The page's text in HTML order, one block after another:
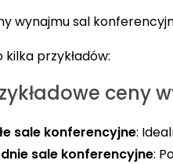
wynajmu sal
kilka przykładów:
ceny
sale konferencyjne:
sale konferencyjne: